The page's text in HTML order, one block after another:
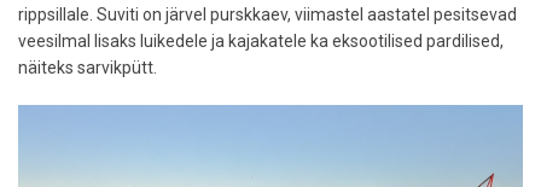
rippsillale. Suviti on järvel purskkaev, viimastel aastatel pesitsevad
veesilmal lisaks luikedele ja kajakatele ka eksootilised pardilised,
näiteks sarvikpütt.